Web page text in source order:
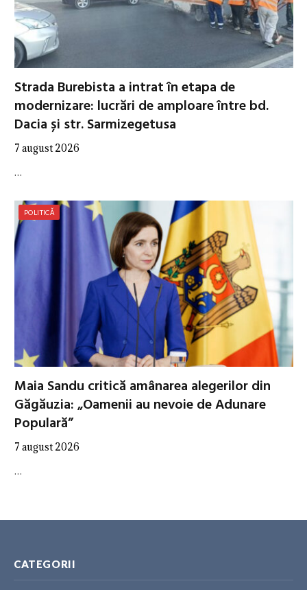
Strada Burebista a intrat în etapa de
modernizare: lucrări de amploare între bd.
Dacia și str. Sarmizegetusa
7 august 2026
…
POLITICĂ
Maia Sandu critică amânarea alegerilor din
Găgăuzia: „Oamenii au nevoie de Adunare
Populară”
7 august 2026
…
CATEGORII